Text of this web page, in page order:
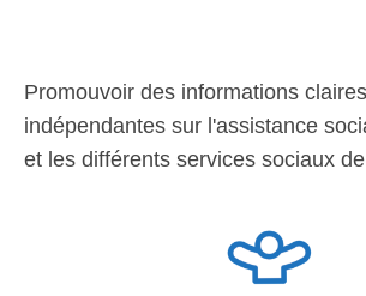
Promouvoir des informations
indépendantes sur l'assistance
et les différents services sociaux